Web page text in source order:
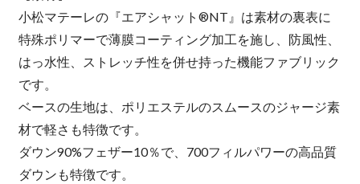
小松マテーレの『エアシャット®NT』は素材の裏表に
特殊ポリマーで薄膜コーティング加工を施し、防風性、
はっ水性、ストレッチ性を併せ持った機能ファブリック
です。
ベースの生地は、ポリエステルのスムースのジャージ素
材で軽さも特徴です。
ダウン90%フェザー10％で、700フィルパワーの高品質
ダウンも特徴です。